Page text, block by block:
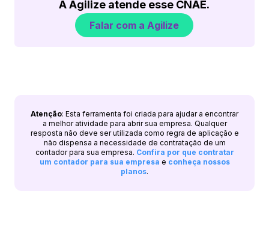
A Agilize atende esse CNAE.
Falar com a Agilize
Atenção: Esta ferramenta foi criada para ajudar a encontrar
a melhor atividade para abrir sua empresa. Qualquer
resposta não deve ser utilizada como regra de aplicação e
não dispensa a necessidade de contratação de um
contador para sua empresa. Confira por que contratar
um contador para sua empresa e conheça nossos
planos.